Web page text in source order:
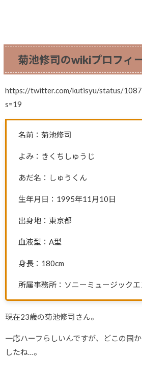
菊池修司のwikiプロフィ
https://twitter.com/kutisyu/status/
s=19
名前：菊池修司
よみ：きくちしゅうじ
あだ名：しゅうくん
生年月日：1995年11月10日
出身地：東京都
血液型：A型
身長：180cm
所属事務所：ソニーミュージック
現在23歳の菊池修司さん。
一応ハーフらしいんですが、どこの国
したね…。